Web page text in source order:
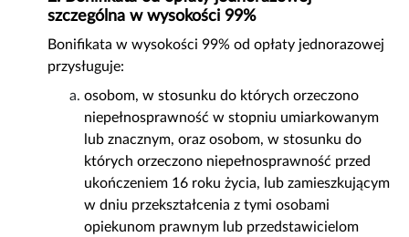
szczególna w wysokości 99%
Bonifikata w wysokości 99% od opłaty jednorazowej
przysługuje:
osobom, w stosunku do których orzeczono
niepełnosprawność w stopniu umiarkowanym
lub znacznym, oraz osobom, w stosunku do
których orzeczono niepełnosprawność przed
ukończeniem 16 roku życia, lub zamieszkującym
w dniu przekształcenia z tymi osobami
opiekunom prawnym lub przedstawicielom